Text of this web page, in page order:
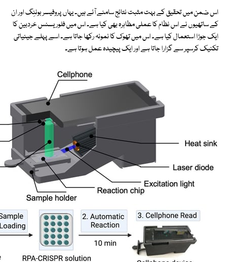
اس ضمن میں تحقیق کے بہت مثبت نتائج سامنے آئے ہیں۔ یہاں پروفیسر بوننِگ اور ان
کے ساتھیوں نے اس نظام کا عملی مظاہرہ بھی کیا ہے۔ اس میں فلوریسنس خردبین کا
ایک جوڑا استعمال کیا ہے۔ اس میں تھوک کا نمونہ رکھا جاتا ہے۔ اسے پہلے جینیاتی
تکنیک کرسپر سے گزارا جاتا ہے اور ایک پیچیدہ عمل ہوتا ہے۔